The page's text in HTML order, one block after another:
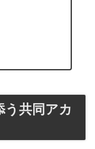
う共同アカ